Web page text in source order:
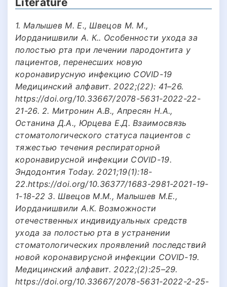
1. Малышев М. Е., Швецов М. М.,
Иорданишвили А. К.. Особенности ухода за
полостью рта при лечении пародонтита у
пациентов, перенесших новую
коронавирусную инфекцию COVID-19
Медицинский алфавит. 2022;(22): 41–26.
https://doi.org/10.33667/2078-5631-2022-22-
21-26. 2. Митронин А.В., Апресян Н.А.,
Останина Д.А., Юрцева Е.Д. Взаимосвязь
стоматологического статуса пациентов с
тяжестью течения респираторной
коронавирусной инфекции COVID-19.
Эндодонтия Today. 2021;19(1):18-
22.https://doi.org/10.36377/1683-2981-2021-19-
1-18-22 3. Швецов М.М., Малышев М.Е.,
Иорданишвили А.К. Возможности
отечественных индивидуальных средств
ухода за полостью рта в устранении
стоматологических проявлений последствий
новой коронавирусной инфекции COVID-19.
Медицинский алфавит. 2022;(2):25–29.
https://doi.org/10.33667/2078-5631-2022-2-25-